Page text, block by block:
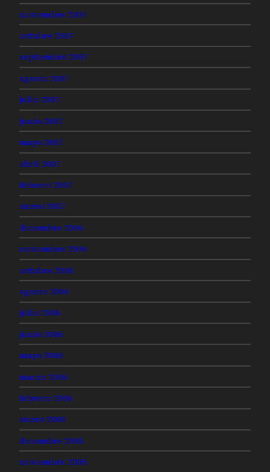
noviembre 2007
octubre 2007
septiembre 2007
agosto 2007
julio 2007
junio 2007
mayo 2007
abril 2007
febrero 2007
enero 2007
diciembre 2006
noviembre 2006
octubre 2006
agosto 2006
julio 2006
junio 2006
mayo 2006
marzo 2006
febrero 2006
enero 2006
diciembre 2005
noviembre 2005